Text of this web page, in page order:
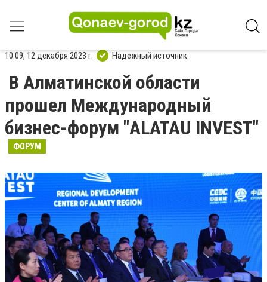
10:09, 12 декабря 2023 г. Надежный источник
В Алматинской области
прошел Международный
бизнес-форум "ALATAU INVEST"
ФОРУМ